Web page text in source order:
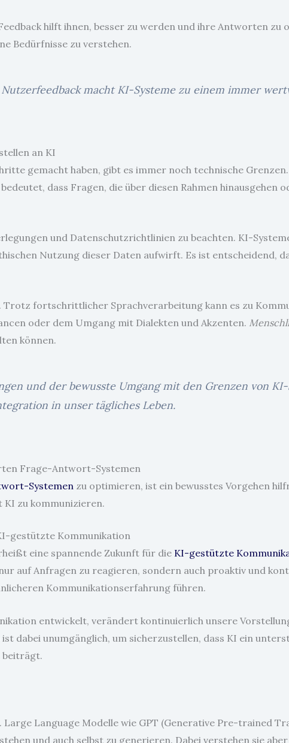
hilft ihnen, besser zu werden und ihre Antworten
Bedürfnisse zu verstehen.
macht KI-Systeme zu einem immer
an KI
gemacht haben, gibt es immer noch technische Grenzen.
bedeutet, dass Fragen, die über diesen Rahmen
und Datenschutzrichtlinien zu beachten. KI-
Nutzung dieser Daten aufwirft. Es ist entscheidend,
fortschrittlicher Sprachverarbeitung kann es zu
oder dem Umgang mit Dialekten und Akzenten.
können.
und der bewusste Umgang mit den Grenzen von
in unser tägliches Leben.
Frage-Antwort-Systemen
Systemen zu optimieren, ist ein bewusstes Vorgehen
zu kommunizieren.
gestützte Kommunikation
eine spannende Zukunft für die KI-gestützte
auf Anfragen zu reagieren, sondern auch proaktiv und
Kommunikationserfahrung führen.
entwickelt, verändert kontinuierlich unsere
dabei unumgänglich, um sicherzustellen, dass KI ein
beiträgt.
Language Modelle wie GPT (Generative Pre-trained
und auch selbst zu generieren. Dabei verstehen sie